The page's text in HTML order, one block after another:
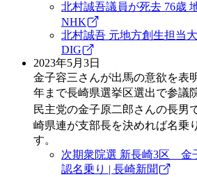
北村誠吾議員が死去 76歳
NHK
北村誠吾 元地方創生担当
DIG
2023年5月3日
金子容三さんが出馬の意欲を表
年まで長崎県選挙区選出で参議
民主党の金子原二郎さんの長男
崎県連が支部長を決めれば名乗
す。
次期衆院選 新長崎3区 金
認名乗り | 長崎新聞